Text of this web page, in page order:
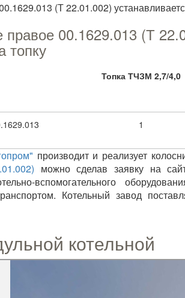
(Т 22.01.002)
правое 00.1629.013 (Т
топку
Топка ТЧЗМ 2,7/4,0
1
производит и реализует
можно сделав заявку на
вспомогательного
Котельный завод
котельной